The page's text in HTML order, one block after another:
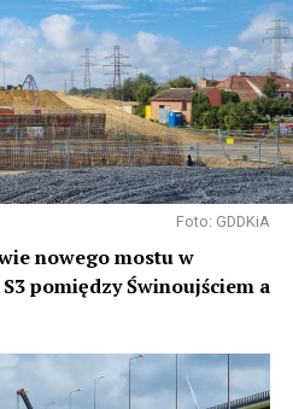
Foto: GDDKiA
nowego mostu w
pomiędzy Świnoujściem a